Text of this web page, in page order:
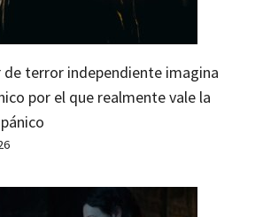
de terror independiente imagina
por el que realmente vale la